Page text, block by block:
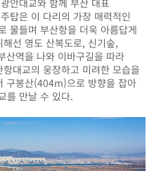
안대교와 함께 부산 대표
탑은 이 다리의 가장 매력적인
물들며 부산항을 더욱 아름답게
선 영도 산복도로, 신기숲,
산역을 나와 이바구길을 따라
대교의 웅장하고 미려한 모습을
구봉산(404m)으로 방향을 잡아
를 만날 수 있다.